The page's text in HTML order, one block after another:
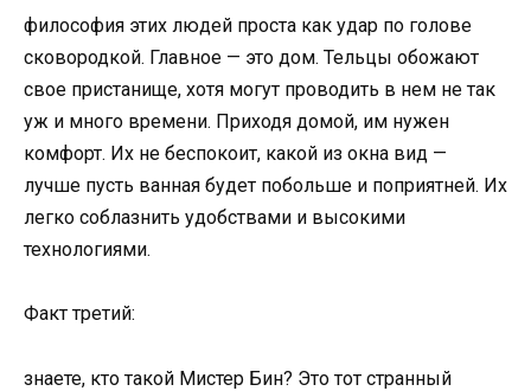
философия этих людей проста как удар по голове
сковородкой. Главное — это дом. Тельцы обожают
свое пристанище, хотя могут проводить в нем не так
уж и много времени. Приходя домой, им нужен
комфорт. Их не беспокоит, какой из окна вид —
лучше пусть ванная будет побольше и поприятней. Их
легко соблазнить удобствами и высокими
технологиями.
Факт третий:
знаете, кто такой Мистер Бин? Это тот странный